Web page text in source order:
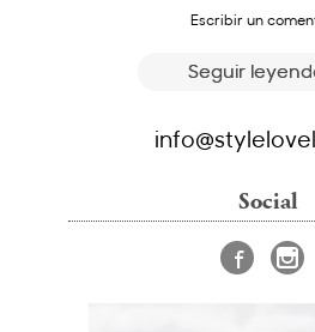
Escribir un
Seguir
Social